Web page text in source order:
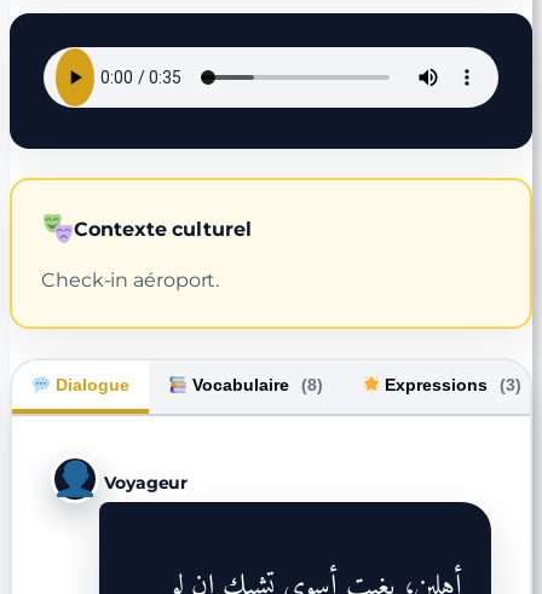
Contexte culturel
Check-in aéroport.
Dialogue Vocabulaire (8) Expressions (3)
Voyageur